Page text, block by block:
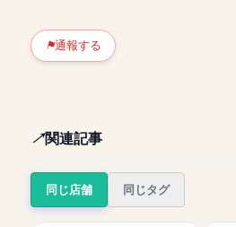
通報する
関連記事
同じ店舗 同じタグ